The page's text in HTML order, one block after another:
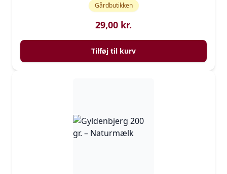
Gårdbutikken
29,00 kr.
Tilføj til kurv